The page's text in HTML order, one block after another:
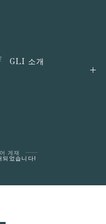
GLI 소개
게재
되었습니다!